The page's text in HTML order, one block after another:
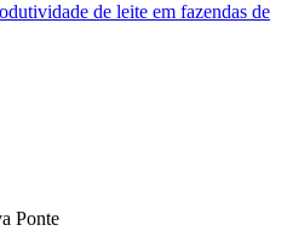
de leite em fazendas de
Ponte